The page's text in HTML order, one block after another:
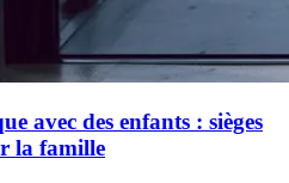
avec des enfants : sièges
la famille